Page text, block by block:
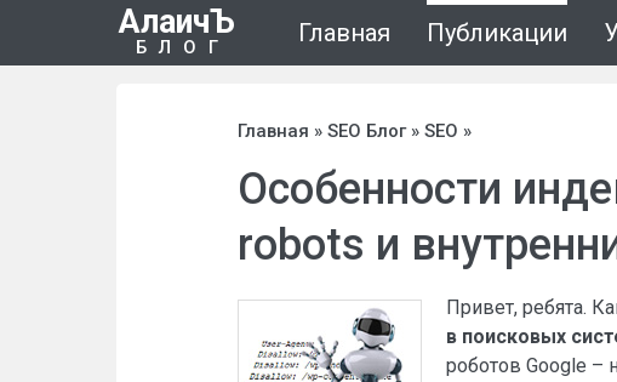
АлаичЪ
БЛОГ Главная Публикации
Главная » SEO Блог» SEO »
Особенности
robots и
Привет, ребята.
в поисковых
роботов Google –